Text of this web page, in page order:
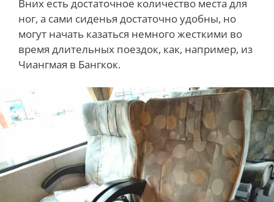
Вних есть достаточное количество места для
ног, а сами сиденья достаточно удобны, но
могут начать казаться немного жесткими во
время длительных поездок, как, например, из
Чиангмая в Бангкок.